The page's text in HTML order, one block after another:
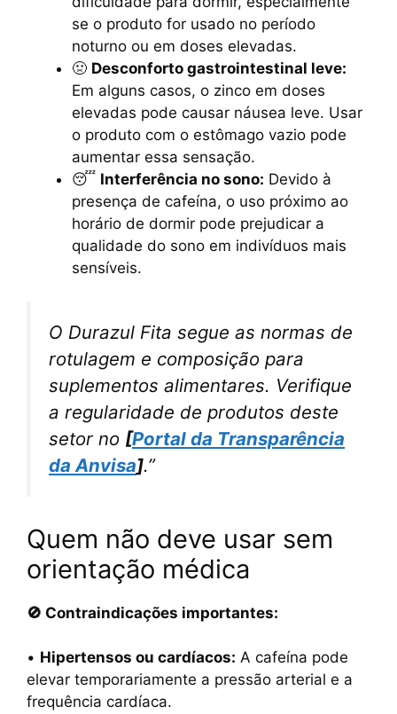
se o produto for usado no período
noturno ou em doses elevadas.
🤢 Desconforto gastrointestinal leve:
Em alguns casos, o zinco em doses
elevadas pode causar náusea leve. Usar
o produto com o estômago vazio pode
aumentar essa sensação.
😴 Interferência no sono: Devido à
presença de cafeína, o uso próximo ao
horário de dormir pode prejudicar a
qualidade do sono em indivíduos mais
sensíveis.
O Durazul Fita segue as normas de
rotulagem e composição para
suplementos alimentares. Verifique
a regularidade de produtos deste
setor no [Portal da Transparência
da Anvisa].”
Quem não deve usar sem
orientação médica
🚫 Contraindicações importantes:
• Hipertensos ou cardíacos: A cafeína pode
elevar temporariamente a pressão arterial e a
frequência cardíaca.